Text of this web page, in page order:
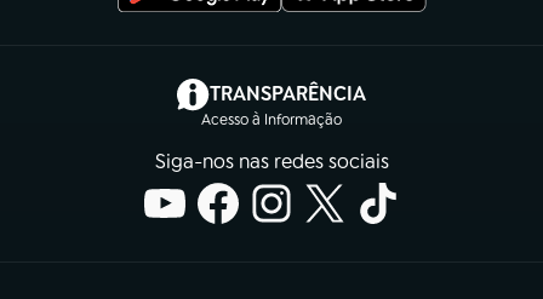
TRANSPARÊNCIA
Acesso à Informação
(abre em nova aba)
Siga-nos nas redes sociais